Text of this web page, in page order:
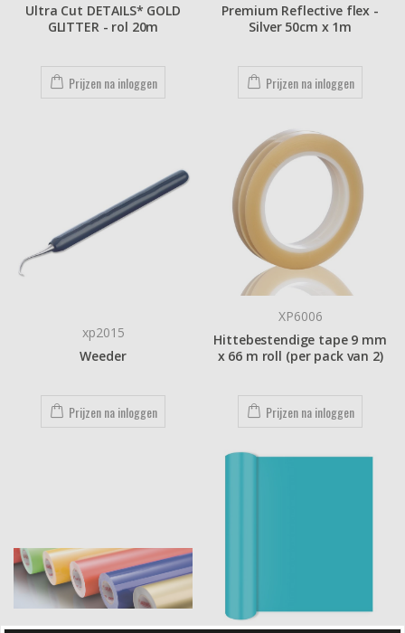
Ultra Cut DETAILS* GOLD
GLITTER - rol 20m
Prijzen na inloggen
Premium Reflective flex -
Silver 50cm x 1m
Prijzen na inloggen
xp2015
Weeder
Prijzen na inloggen
XP6006
Hittebestendige tape 9 mm
x 66 m roll (per pack van 2)
Prijzen na inloggen
XP2305